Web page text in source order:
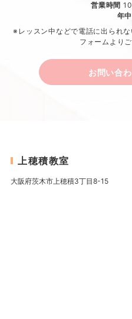
営業時間
年
※レッスン中などで電話に出られな
フォームより
お問い合
上穂積教室
大阪府茨木市上穂積3丁目8-15